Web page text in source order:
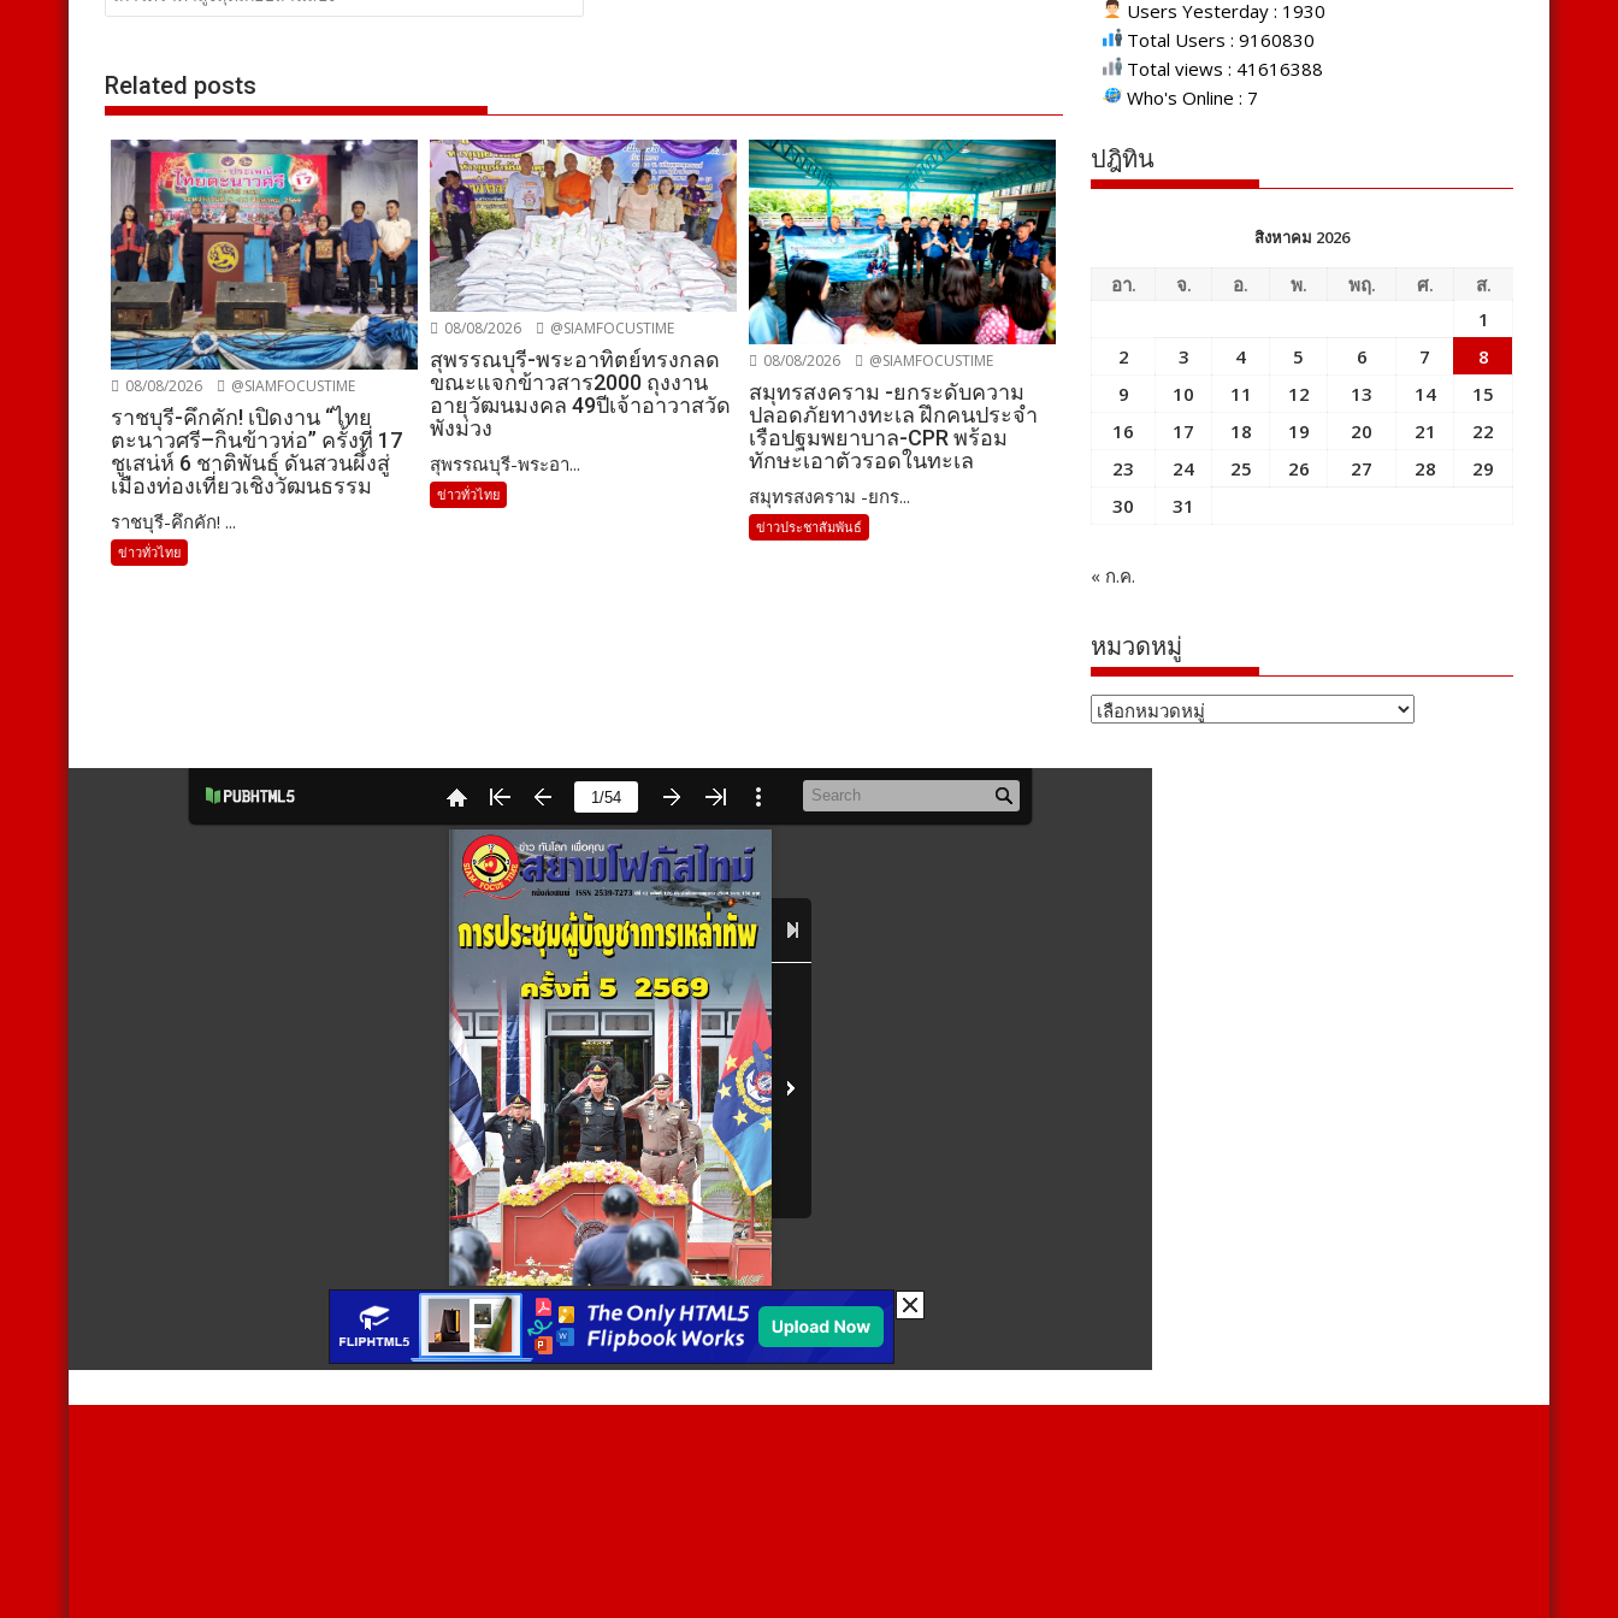
Related posts
08/08/2026 @SIAMFOCUSTIME
ราชบุรี-คึกคัก! เปิดงาน “ไทย
ตะนาวศรี–กินข้าวห่อ” ครั้งที่ 17
ชูเสน่ห์ 6 ชาติพันธุ์ ดันสวนผึ้งสู่
เมืองท่องเที่ยวเชิงวัฒนธรรม
ราชบุรี-คึกคัก! ...
ข่าวทั่วไทย
08/08/2026 @SIAMFOCUSTIME
สุพรรณบุรี-พระอาทิตย์ทรงกลด
ขณะแจกข้าวสาร2000 ถุงงาน
อายุวัฒนมงคล 49ปีเจ้าอาวาสวัด
พังม่วง
สุพรรณบุรี-พระอา...
ข่าวทั่วไทย
08/08/2026 @SIAMFOCUSTIME
สมุทรสงคราม -ยกระดับความ
ปลอดภัยทางทะเล ฝึกคนประจำ
เรือปฐมพยาบาล-CPR พร้อม
ทักษะเอาตัวรอดในทะเล
สมุทรสงคราม -ยกร...
ข่าวประชาสัมพันธ์
Users Yesterday : 1930
Total Users : 9160830
Total views : 41616388
Who's Online : 7
ปฎิทิน
สิงหาคม 2026
อา. จ. อ. พ. พฤ. ศ.
ส.
1
2
3 4 5 6 7
8
9
10 11 12 13 14
15
16
17 18 19 20 21
22
23
24 25 26 27 28
29
30
31
« ก.ค.
หมวดหมู่
หมวด